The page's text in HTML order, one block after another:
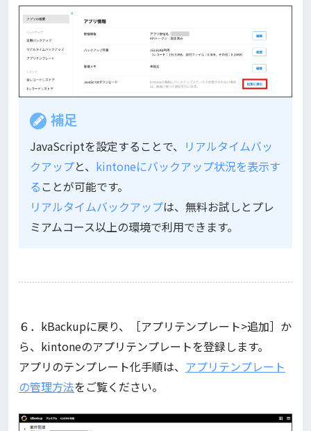
補足
JavaScriptを設定することで、 リアルタイムバッ
クアップと、 kintoneにバックアップ状況を表示す
る ことが可能です。
リアルタイムバックアップは、無料お試しとプレ
ミアムコース以上の環境で利用できます。
６．kBackupに戻り、［アプリテンプレート>追加］か
ら、kintoneのアプリテンプレートを登録します。
アプリのテンプレート化手順は、 アプリテンプレート
の管理方法をご覧ください。